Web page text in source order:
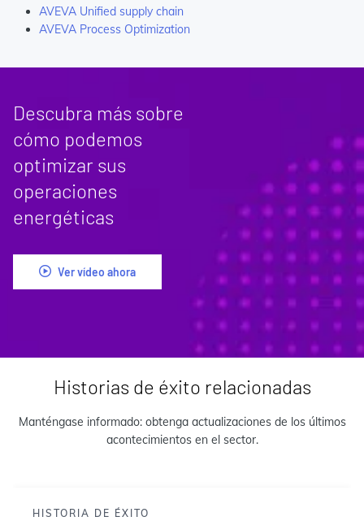
AVEVA Unified supply chain
AVEVA Process Optimization
Descubra más sobre
cómo podemos
optimizar sus
operaciones
energéticas
Ver vídeo ahora
Historias de éxito relacionadas
Manténgase informado: obtenga actualizaciones de los últimos
acontecimientos en el sector.
HISTORIA DE ÉXITO